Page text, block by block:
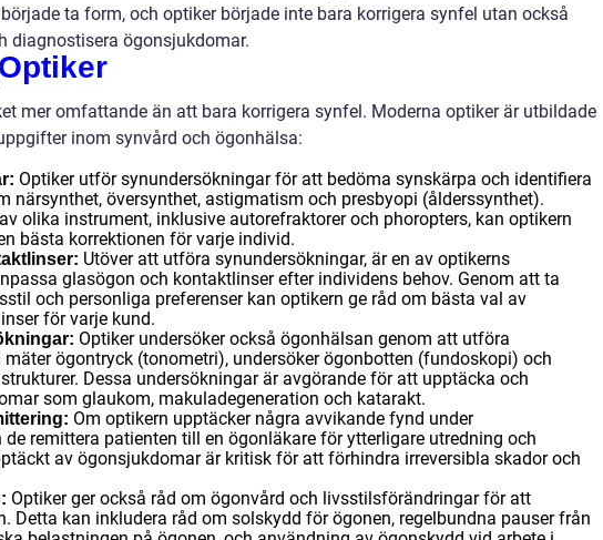
ta form, och optiker började inte bara korrigera synfel utan också
diagnostisera ögonsjukdomar.
mer omfattande än att bara korrigera synfel. Moderna optiker är utbildade
inom synvård och ögonhälsa:
Optiker utför synundersökningar för att bedöma synskärpa och identifiera
närsynthet, översynthet, astigmatism och presbyopi (ålderssynthet).
olika instrument, inklusive autorefraktorer och phoropters, kan optikern
bästa korrektionen för varje individ.
Utöver att utföra synundersökningar, är en av optikerns
glasögon och kontaktlinser efter individens behov. Genom att ta
och personliga preferenser kan optikern ge råd om bästa val av
för varje kund.
Optiker undersöker också ögonhälsan genom att utföra
ögontryck (tonometri), undersöker ögonbotten (fundoskopi) och
Dessa undersökningar är avgörande för att upptäcka och
som glaukom, makuladegeneration och katarakt.
Om optikern upptäcker några avvikande fynd under
de remittera patienten till en ögonläkare för ytterligare utredning och
av ögonsjukdomar är kritisk för att förhindra irreversibla skador och
Optiker ger också råd om ögonvård och livsstilsförändringar för att
Detta kan inkludera råd om solskydd för ögonen, regelbundna pauser från